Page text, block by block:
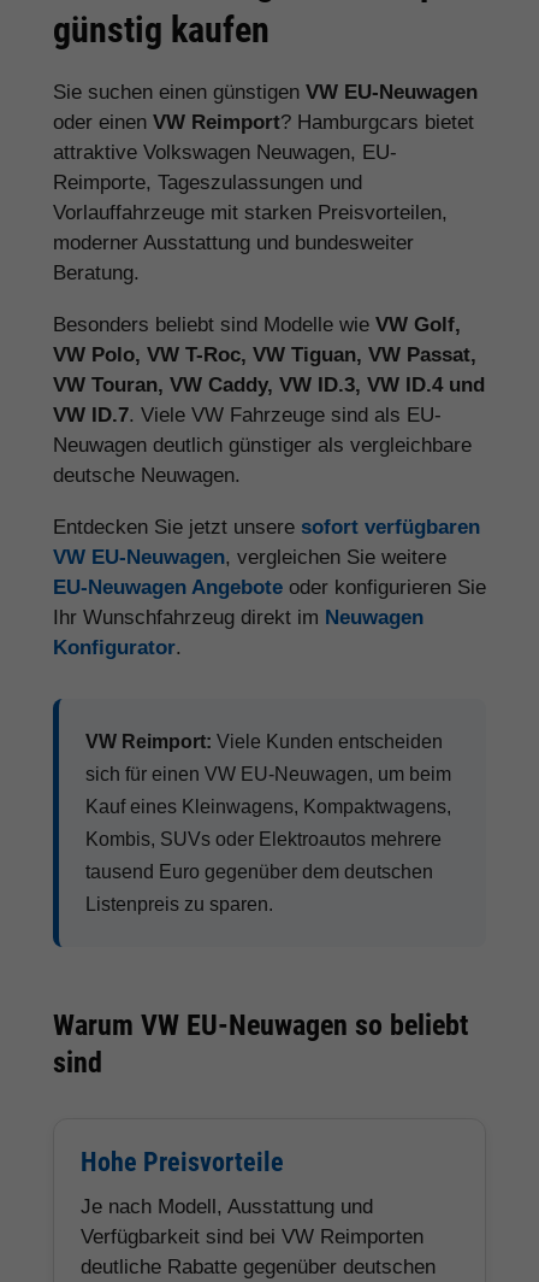
günstig kaufen
Sie suchen einen günstigen VW EU-Neuwagen
oder einen VW Reimport? Hamburgcars bietet
attraktive Volkswagen Neuwagen, EU-
Reimporte, Tageszulassungen und
Vorlauffahrzeuge mit starken Preisvorteilen,
moderner Ausstattung und bundesweiter
Beratung.
Besonders beliebt sind Modelle wie VW Golf,
VW Polo, VW T-Roc, VW Tiguan, VW Passat,
VW Touran, VW Caddy, VW ID.3, VW ID.4 und
VW ID.7. Viele VW Fahrzeuge sind als EU-
Neuwagen deutlich günstiger als vergleichbare
deutsche Neuwagen.
Entdecken Sie jetzt unsere sofort verfügbaren
VW EU-Neuwagen, vergleichen Sie weitere
EU-Neuwagen Angebote oder konfigurieren Sie
Ihr Wunschfahrzeug direkt im Neuwagen
Konfigurator.
VW Reimport: Viele Kunden entscheiden
sich für einen VW EU-Neuwagen, um beim
Kauf eines Kleinwagens, Kompaktwagens,
Kombis, SUVs oder Elektroautos mehrere
tausend Euro gegenüber dem deutschen
Listenpreis zu sparen.
Warum VW EU-Neuwagen so beliebt
sind
Hohe Preisvorteile
Je nach Modell, Ausstattung und
Verfügbarkeit sind bei VW Reimporten
deutliche Rabatte gegenüber deutschen